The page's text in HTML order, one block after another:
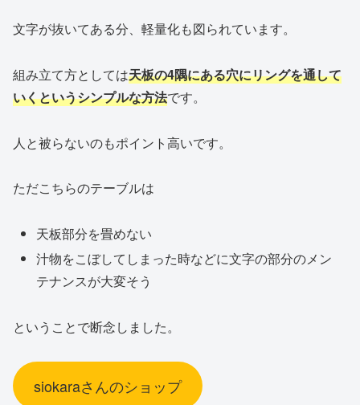
文字が抜いてある分、軽量化も図られています。
組み立て方としては天板の4隅にある穴にリングを通して
いくというシンプルな方法です。
人と被らないのもポイント高いです。
ただこちらのテーブルは
天板部分を畳めない
汁物をこぼしてしまった時などに文字の部分のメン
テナンスが大変そう
ということで断念しました。
siokaraさんのショップ